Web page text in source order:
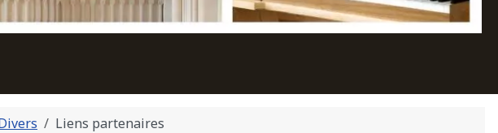
Liens partenaires